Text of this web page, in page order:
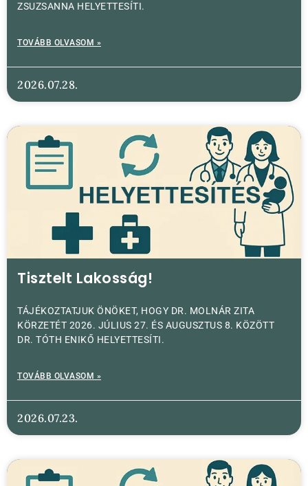
ZSUZSANNA HELYETTESÍTI.
TOVÁBB OLVASOM »
2026.07.28.
Tisztelt Lakosság!
TÁJÉKOZTATJUK ÖNÖKET, HOGY DR. MOLNÁR ZITA
KÖRZETÉT 2026. JÚLIUS 27. ÉS AUGUSZTUS 8. KÖZÖTT
DR. TÓTH ENIKŐ HELYETTESÍTI.
TOVÁBB OLVASOM »
2026.07.23.